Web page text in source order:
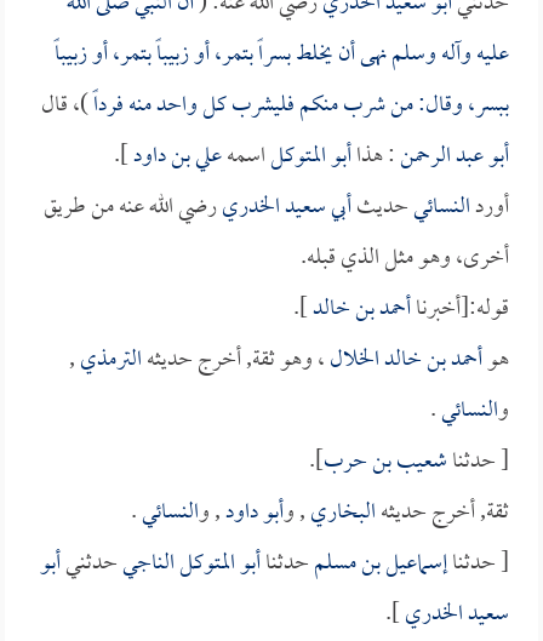
عليه وآله وسلم نهى أن يخلط بسراً بتمر، أو زبيباً بتمر، أو زبيباً
ببسر، وقال: من شرب منكم فليشرب كل واحد منه فرداً)، قال
أبو عبد الرحمن: هذاأبو المتوكلاسمهعلي بن داود].
أوردالنسائيحديثأبي سعيد الخدريرضي الله عنه من طريق
أخرى، وهو مثل الذي قبله.
قوله:[أخبرناأحمد بن خالد].
هوأحمد بن خالد الخلال، وهو ثقة, أخرج حديثهالترمذي,
والنسائي.
[ حدثناشعيب بن حرب].
ثقة, أخرج حديثهالبخاري, وأبو داود, والنسائي.
[ حدثناإسماعيل بن مسلمحدثناأبو المتوكل الناجيحدثنيأبو
سعيد الخدري].